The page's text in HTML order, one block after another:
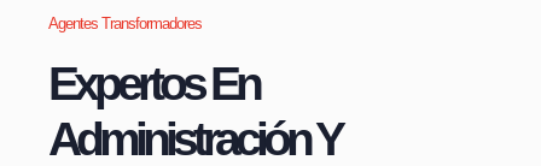
Agentes Transformadores
Expertos En
Administración Y